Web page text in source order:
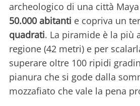
archeologico di una città
50.000 abitanti e copriva un
quadrati. La piramide è la più
regione (42 metri) e per
superare oltre 100 ripidi
pianura che si gode dalla
mozzafiato che vale la pena